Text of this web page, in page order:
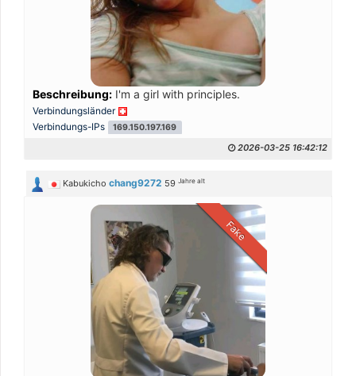
Beschreibung: I'm a girl with principles.
Verbindungsländer
Verbindungs-IPs
169.150.197.169
2026-03-25 16:42:12
Kabukicho chang9272 59Jahre alt
Fake